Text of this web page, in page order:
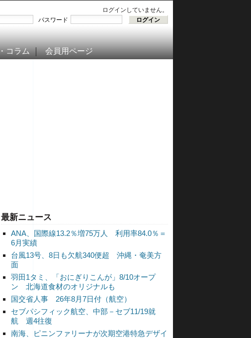
ログインしていません。
パスワード
コラム 会員用ページ
最新ニュース
ANA、国際線13.2％増75万人 利用率84.0％＝
6月実績
台風13号、8日も欠航340便超 沖縄・奄美方
面
羽田1タミ、「おにぎりこんが」8/10オープ
ン 北海道食材のオリジナルも
国交省人事 26年8月7日付（航空）
セブパシフィック航空、中部－セブ11/19就
航 週4往復
南海、ピニンファリーナが次期空港特急デザイ